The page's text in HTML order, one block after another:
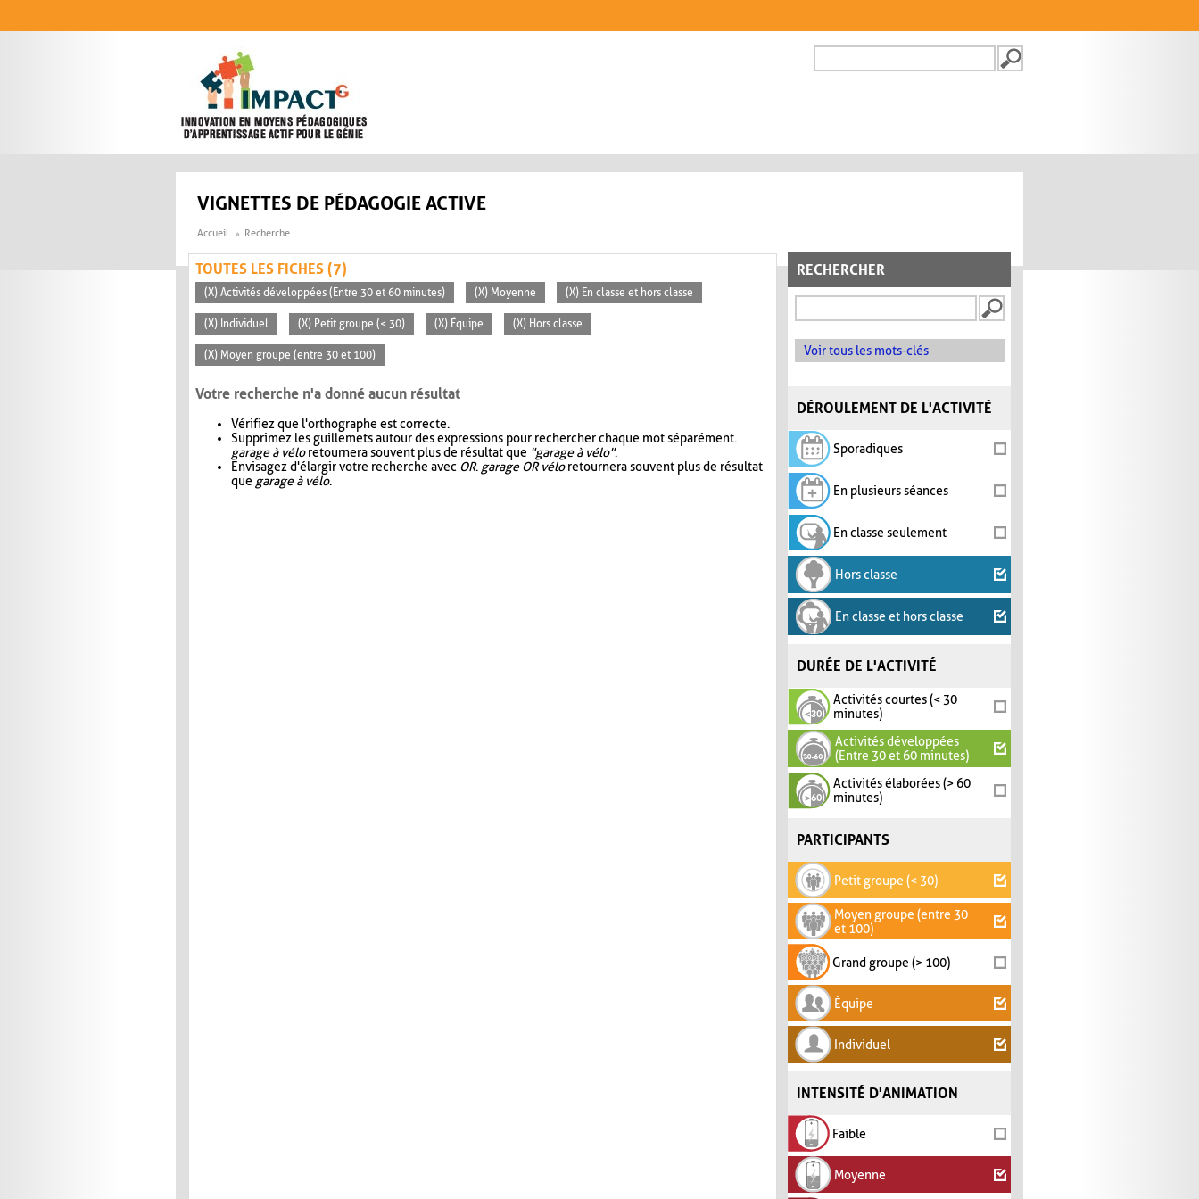
FORMULAIRE DE
VIGNETTES DE PÉDAGOGIE ACTIVE
Accueil Recherche
RECHERCHER
Voir tous les mots-clés
DÉROULEMENT DE L'ACTIVITÉ
Sporadiques
En plusieurs séances
En classe seulement
Hors classe
En classe et hors classe
DURÉE DE L'ACTIVITÉ
Activités courtes (< 30
minutes)
Activités développées
(Entre 30 et 60 minutes)
Activités élaborées (> 60
minutes)
PARTICIPANTS
Petit groupe (< 30)
Moyen groupe (entre 30
et 100)
Grand groupe (> 100)
Équipe
Individuel
INTENSITÉ D'ANIMATION
Faible
Moyenne
TOUTES LES FICHES (7)
(X) Activités développées (Entre 30 et 60 minutes) (X) Moyenne (X) En classe et hors classe
(X) Individuel (X) Petit groupe (< 30) (X) Équipe (X) Hors classe
(X) Moyen groupe (entre 30 et 100)
Votre recherche n'a donné aucun résultat
Vérifiez que l'orthographe est correcte.
Supprimez les guillemets autour des expressions pour rechercher chaque mot séparément.
garage à véloretournera souvent plus de résultat que "garage à vélo".
Envisagez d'élargir votre recherche avec OR. garage OR véloretournera souvent plus de résultat
que garage à vélo.